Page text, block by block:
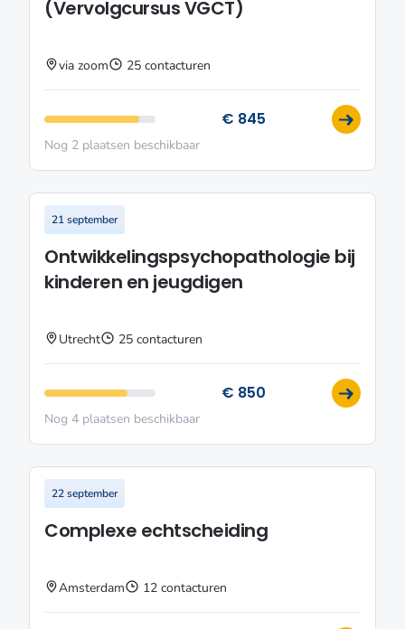
(Vervolgcursus VGCT)
via zoom 25 contacturen
€ 845
Nog 2 plaatsen beschikbaar
21 september
Ontwikkelingspsychopathologie bij
kinderen en jeugdigen
Utrecht 25 contacturen
€ 850
Nog 4 plaatsen beschikbaar
22 september
Complexe echtscheiding
Amsterdam 12 contacturen